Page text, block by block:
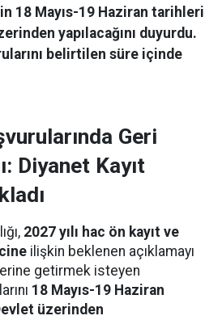
18 Mayıs-19 Haziran tarihleri
yapılacağını duyurdu.
belirtilen süre içinde
Geri
Diyanet Kayıt
2027 yılı hac ön kayıt ve
ilişkin beklenen açıklamayı
getirmek isteyen
18 Mayıs-19 Haziran
üzerinden